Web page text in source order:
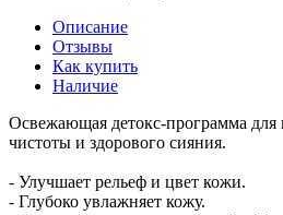
Описание
Отзывы
Как купить
Наличие
Освежающая детокс-программа для
чистоты и здорового сияния.
- Улучшает рельеф и цвет кожи.
- Глубоко увлажняет кожу.